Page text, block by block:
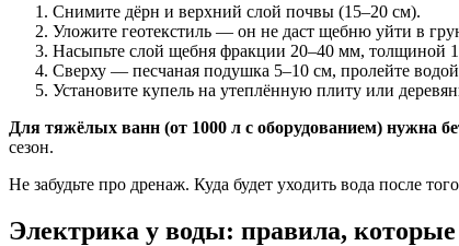
Снимите дёрн и верхний слой почвы (15–20 см).
Уложите геотекстиль — он не даст щебню уйти в
Насыпьте слой щебня фракции 20–40 мм, толщиной
Сверху — песчаная подушка 5–10 см, пролейте
Установите купель на утеплённую плиту или
Для тяжёлых ванн (от 1000 л с оборудованием) нужна
сезон.
Не забудьте про дренаж. Куда будет уходить вода после
Электрика у воды: правила,